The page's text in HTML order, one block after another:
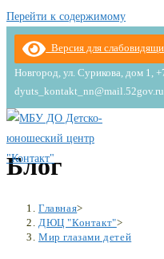
Перейти к содержимому
Версия для
Новгород, ул. Сурикова, дом 1,
dyuts_kontakt_nn@mail.52gov.ru
Блог
Главная>
ДЮЦ "Контакт">
Мир глазами детей